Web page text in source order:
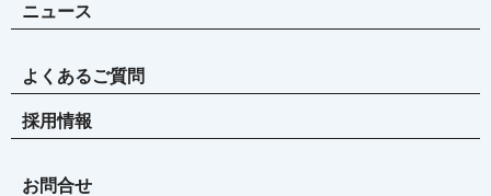
ニュース
よくあるご質問
採用情報
お問合せ